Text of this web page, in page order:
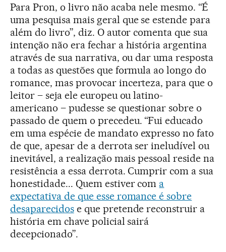
Para Pron, o livro não acaba nele mesmo. “É
uma pesquisa mais geral que se estende para
além do livro”, diz. O autor comenta que sua
intenção não era fechar a história argentina
através de sua narrativa, ou dar uma resposta
a todas as questões que formula ao longo do
romance, mas provocar incerteza, para que o
leitor – seja ele europeu ou latino-
americano – pudesse se questionar sobre o
passado de quem o precedeu. “Fui educado
em uma espécie de mandato expresso no fato
de que, apesar de a derrota ser ineludível ou
inevitável, a realização mais pessoal reside na
resistência a essa derrota. Cumprir com a sua
honestidade... Quem estiver com a
expectativa de que esse romance é sobre
desaparecidose que pretende reconstruir a
história em chave policial sairá
decepcionado”.